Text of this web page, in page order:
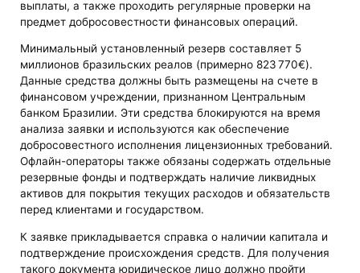
выплаты, а также проходить регулярные проверки на
предмет добросовестности финансовых операций.
Минимальный установленный резерв составляет 5
миллионов бразильских реалов (примерно 823 770€).
Данные средства должны быть размещены на счете в
финансовом учреждении, признанном Центральным
банком Бразилии. Эти средства блокируются на время
анализа заявки и используются как обеспечение
добросовестного исполнения лицензионных требований.
Офлайн-операторы также обязаны содержать отдельные
резервные фонды и подтверждать наличие ликвидных
активов для покрытия текущих расходов и обязательств
перед клиентами и государством.
К заявке прикладывается справка о наличии капитала и
подтверждение происхождения средств. Для получения
такого документа юридическое лицо должно пройти